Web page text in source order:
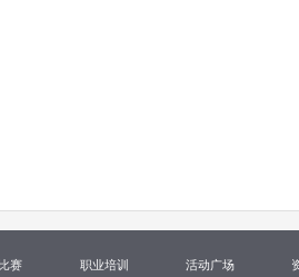
赛 职业培训 活动广场